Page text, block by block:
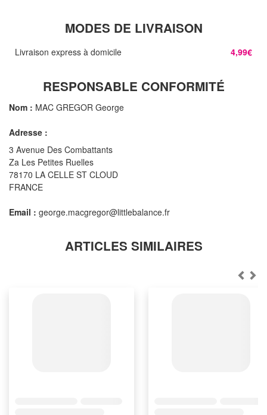
MODES DE LIVRAISON
Livraison express à domicile 4,99€
RESPONSABLE CONFORMITÉ
Nom : MAC GREGOR George
Adresse :
3 Avenue Des Combattants
Za Les Petites Ruelles
78170 LA CELLE ST CLOUD
FRANCE
Email : george.macgregor@littlebalance.fr
ARTICLES SIMILAIRES